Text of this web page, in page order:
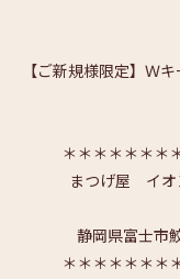
【ご新規様限定】Ｗ
＊＊＊＊＊＊＊
まつげ屋 イオ
静岡県富士市
＊＊＊＊＊＊＊